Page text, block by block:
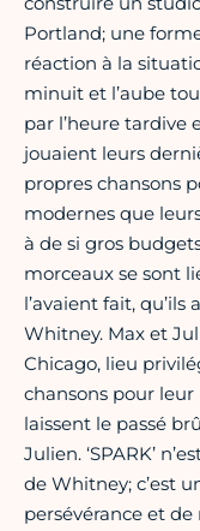
Portland; une
réaction à la
minuit et l’aube
par l’heure tardive
jouaient leurs
propres chansons
modernes que
à de si gros
morceaux se sont
l’avaient fait,
Whitney. Max et
Chicago, lieu
chansons pour
laissent le passé
Julien. ‘SPARK’
de Whitney; c’est
persévérance et